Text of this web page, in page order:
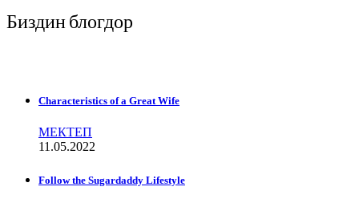
Биздин блогдор
Characteristics of a Great Wife
МЕКТЕП
11.05.2022
Follow the Sugardaddy Lifestyle